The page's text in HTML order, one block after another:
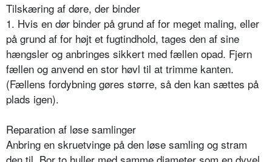
Tilskæring af døre, der binder
1. Hvis en dør binder på grund af for meget maling, eller
på grund af for højt et fugtindhold, tages den af sine
hængsler og anbringes sikkert med fællen opad. Fjern
fællen og anvend en stor høvl til at trimme kanten.
(Fællens fordybning gøres større, så den kan sættes på
plads igen).
Reparation af løse samlinger
Anbring en skruetvinge på den løse samling og stram